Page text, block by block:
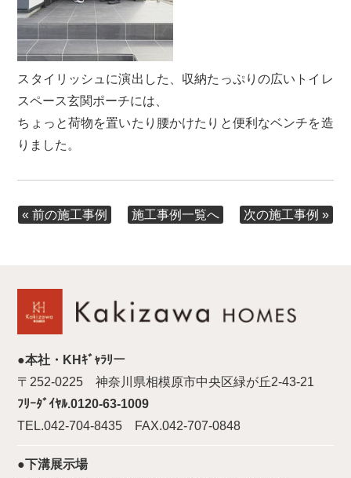
スタイリッシュに演出した、収納たっぷりの広いトイレ
スペース玄関ポーチには、
ちょっと荷物を置いたり腰かけたりと便利なベンチを造
りました。
施工事例一覧へ
« 前の施工事例 次の施工事例 »
●本社・KHｷﾞｬﾗﾘー
〒252-0225 神奈川県相模原市中央区緑が丘2-43-21
ﾌﾘｰﾀﾞｲﾔﾙ.0120-63-1009
TEL.042-704-8435 FAX.042-707-0848
●下溝展示場